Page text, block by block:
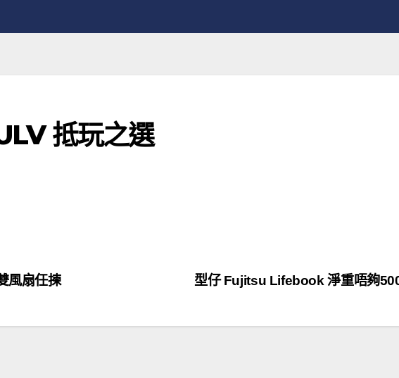
抵玩之選
型仔 Fujitsu Lifebook 淨重唔夠
風扇任揀